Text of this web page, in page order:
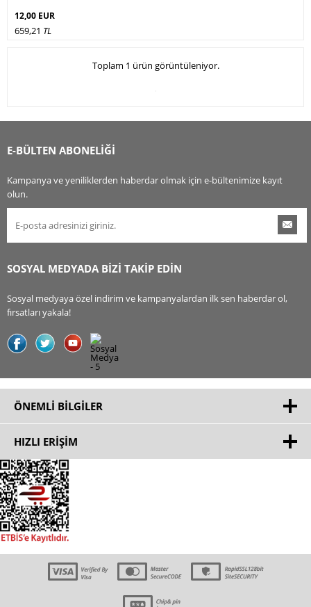
12,00 EUR
659,21 TL
Toplam 1 ürün görüntüleniyor.
E-BÜLTEN ABONELİĞİ
Kampanya ve yeniliklerden haberdar olmak için e-bültenimize kayıt
olun.
SOSYAL MEDYADA BİZİ TAKİP EDİN
Sosyal medyaya özel indirim ve kampanyalardan ilk sen haberdar ol,
fırsatları yakala!
ÖNEMLI BILGILER
HIZLI ERIŞIM